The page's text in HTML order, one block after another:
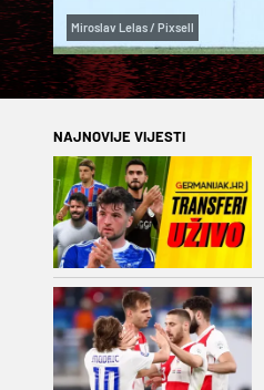
Miroslav Lelas / Pixsell
NAJNOVIJE VIJESTI